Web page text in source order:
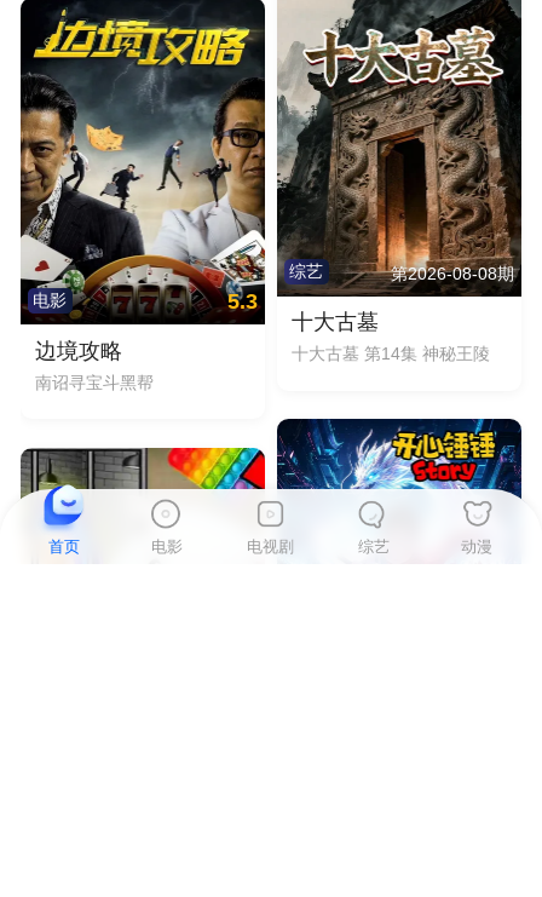
电影 5.3
边境攻略
南诏寻宝斗黑帮
综艺 第2026-08-08期
十大古墓
十大古墓 第14集 神秘王陵
首页 电影 电视剧 综艺 动漫